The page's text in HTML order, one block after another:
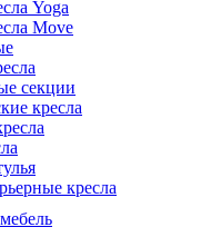
Yoga
Move
секции
кресла
кресла